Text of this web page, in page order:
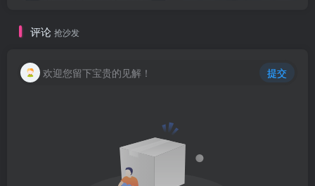
评论 抢沙发
欢迎您留下宝贵的见解！ 提交